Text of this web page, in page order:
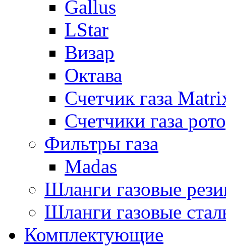
Gallus
LStar
Визар
Октава
Счетчик газа
Счетчики газа
Фильтры газа
Madas
Шланги газовые
Шланги газовые
Комплектующие